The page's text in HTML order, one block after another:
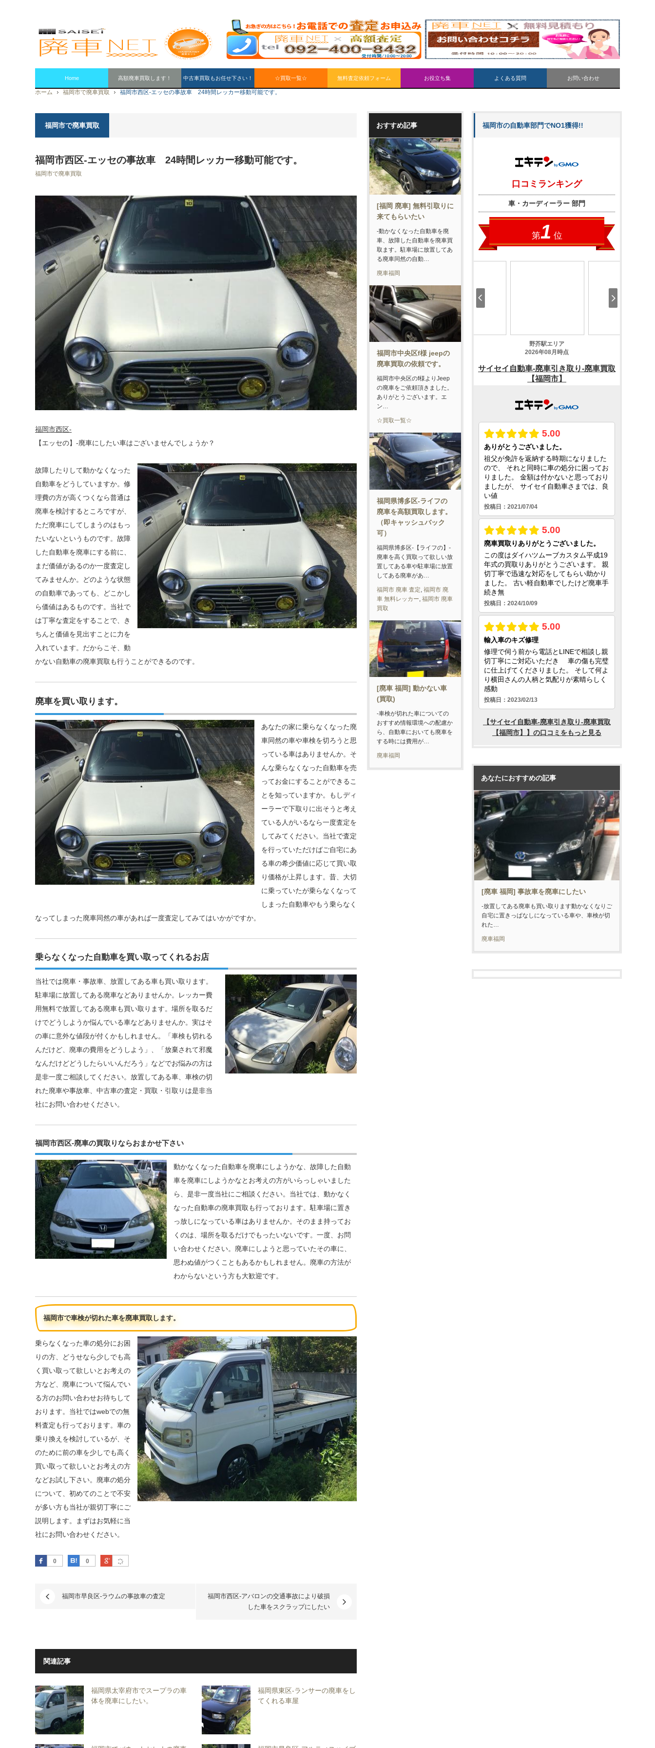
Home 高額廃車買取します！ 中古車買取もお任せ下さい！ ☆買取一覧☆ 無料査定依頼フォーム お役立ち集 よくある質問 お問い合わせ
ホーム 福岡市で廃車買取 福岡市西区-エッセの事故車 24時間レッカー移動可能です。
福岡市で廃車買取
福岡市西区-エッセの事故車 24時間レッカー移動可能です。
福岡市で廃車買取
福岡市西区-
【エッセの】-廃車にしたい車はございませんでしょうか？
故障したりして動かなくなった
自動車をどうしていますか。修
理費の方が高くつくなら普通は
廃車を検討するところですが、
ただ廃車にしてしまうのはもっ
たいないというものです。故障
した自動車を廃車にする前に、
まだ価値があるのか一度査定し
てみませんか。どのような状態
の自動車であっても、どこかし
ら価値はあるものです。当社で
は丁寧な査定をすることで、き
ちんと価値を見出すことに力を
入れています。だからこそ、動
かない自動車の廃車買取も行うことができるのです。
廃車を買い取ります。
あなたの家に乗らなくなった廃
車同然の車や車検を切ろうと思
っている車はありませんか。そ
んな乗らなくなった自動車を売
ってお金にすることができるこ
とを知っていますか。もしディ
ーラーで下取りに出そうと考え
ている人がいるなら一度査定を
してみてください。当社で査定
を行っていただけばご自宅にあ
る車の希少価値に応じて買い取
り価格が上昇します。昔、大切
に乗っていたが乗らなくなって
しまった自動車やもう乗らなく
なってしまった廃車同然の車があれば一度査定してみてはいかがですか。
乗らなくなった自動車を買い取ってくれるお店
当社では廃車・事故車、放置してある車も買い取ります。
駐車場に放置してある廃車などありませんか。レッカー費
用無料で放置してある廃車も買い取ります。場所を取るだ
けでどうしようか悩んでいる車などありませんか。実はそ
の車に意外な値段が付くかもしれません。「車検も切れる
んだけど、廃車の費用をどうしよう」、「放棄されて邪魔
なんだけどどうしたらいいんだろう」などでお悩みの方は
是非一度ご相談してください。放置してある車、車検の切
れた廃車や事故車、中古車の査定・買取・引取りは是非当
社にお問い合わせください。
福岡市西区-廃車の買取りならおまかせ下さい
動かなくなった自動車を廃車にしようかな、故障した自動
車を廃車にしようかなとお考えの方がいらっしゃいました
ら、是非一度当社にご相談ください。当社では、動かなく
なった自動車の廃車買取も行っております。駐車場に置き
っ放しになっている車はありませんか。そのまま持ってお
くのは、場所を取るだけでもったいないです。一度、お問
い合わせください。廃車にしようと思っていたその車に、
思わぬ値がつくこともあるかもしれません。廃車の方法が
わからないという方も大歓迎です。
福岡市で車検が切れた車を廃車買取します。
乗らなくなった車の処分にお困
りの方、どうせなら少しでも高
く買い取って欲しいとお考えの
方など、廃車について悩んでい
る方のお問い合わせお待ちして
おります。当社ではwebでの無
料査定も行っております。車の
乗り換えを検討しているが、そ
のために前の車を少しでも高く
買い取って欲しいとお考えの方
などお試し下さい。廃車の処分
について、初めてのことで不安
が多い方も当社が親切丁寧にご
説明します。まずはお気軽に当
社にお問い合わせください。
0
Facebook 0
はてなブックマーク
Google Plus
福岡市早良区-ラウムの事故車の査定
福岡市西区-アバロンの交通事故により破損
した車をスクラップにしたい
関連記事
福岡県太宰府市でスープラの車
体を廃車にしたい。
福岡県東区-ランサーの廃車をし
てくれる車屋
おすすめ記事
[福岡 廃車] 無料引取りに
来てもらいたい
-動かなくなった自動車を廃
車、故障した自動車を廃車買
取ます。駐車場に放置してあ
る廃車同然の自動…
廃車福岡
福岡市中央区f様 jeepの
廃車買取の依頼です。
福岡市中央区のf様よりJeep
の廃車をご依頼頂きました。
ありがとうございます。エ
ン…
☆買取一覧☆
福岡県博多区-ライフの
廃車を高額買取します。
（即キャッシュバック
可）
福岡県博多区-【ライフの】-
廃車を高く買取って欲しい放
置してある車や駐車場に放置
してある廃車があ…
福岡市 廃車 査定 福岡市 廃
車 無料レッカー 福岡市 廃車
買取
[廃車 福岡] 動かない車
(買取)
-車検が切れた車についての
おすすめ情報環境への配慮か
ら、自動車においても廃車を
する時には費用が…
廃車福岡
福岡市の自動車部門でNO1獲得!!
あなたにおすすめの記事
[廃車 福岡] 事故車を廃車にしたい
-放置してある廃車も買い取ります動かなくなりご
自宅に置きっぱなしになっている車や、車検が切
れた…
廃車福岡